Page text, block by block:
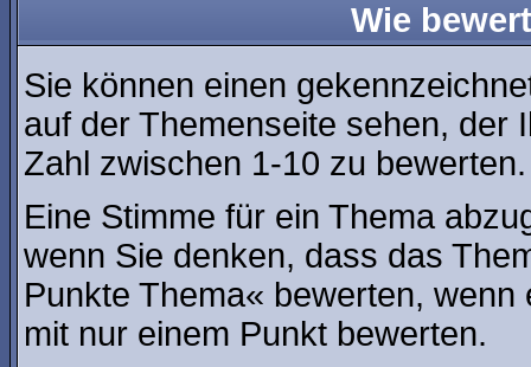
Wie
Sie können einen
auf der Themenseite sehen, der
Zahl zwischen 1-10 zu bewerten.
Eine Stimme für ein Thema
wenn Sie denken, dass das
Punkte Thema« bewerten,
mit nur einem Punkt bewerten.